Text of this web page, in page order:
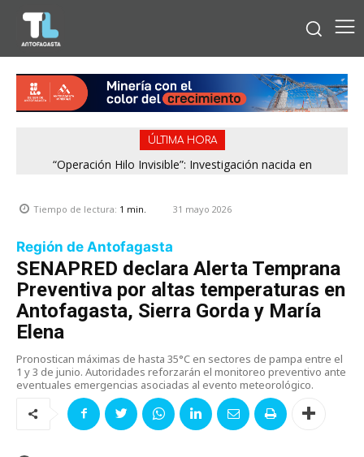
ÚLTIMA HORA
“Operación Hilo Invisible”: Investigación nacida en
Tiempo de lectura: 1 min. 31 mayo 2026
Región de Antofagasta
SENAPRED declara Alerta Temprana
Preventiva por altas temperaturas en
Antofagasta, Sierra Gorda y María
Elena
Pronostican máximas de hasta 35°C en sectores de pampa entre el
1 y 3 de junio. Autoridades reforzarán el monitoreo preventivo ante
eventuales emergencias asociadas al evento meteorológico.